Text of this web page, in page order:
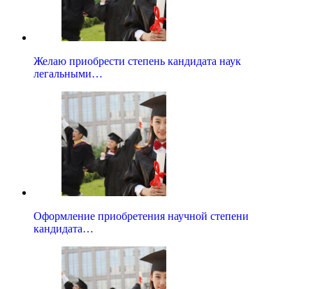
Желаю приобрести степень кандидата наук
легальными…
Оформление приобретения научной степени
кандидата…